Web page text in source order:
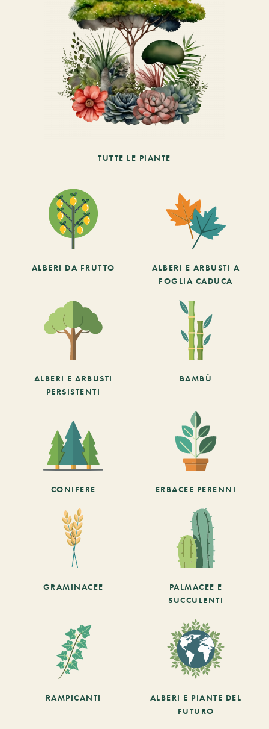
TUTTE LE PIANTE
ALBERI DA FRUTTO
ALBERI E ARBUSTI A
FOGLIA CADUCA
ALBERI E ARBUSTI
PERSISTENTI
BAMBÙ
CONIFERE ERBACEE PERENNI
GRAMINACEE
PALMACEE E
SUCCULENTI
RAMPICANTI
ALBERI E PIANTE DEL
FUTURO